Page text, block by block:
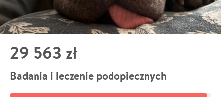
29 563 zł
Badania i leczenie podopiecznych